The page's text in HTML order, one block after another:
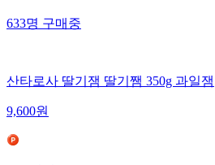
633명구매중
산타로사 딸기잼 딸기쨈 350g 과일잼
9,600원